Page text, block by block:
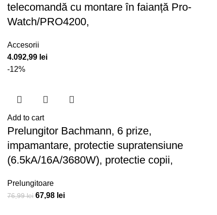
telecomandă cu montare în faianță Pro-
Watch/PRO4200,
Accesorii
4.092,99 lei
-12%
Add to cart
Prelungitor Bachmann, 6 prize,
impamantare, protectie supratensiune
(6.5kA/16A/3680W), protectie copii,
Prelungitoare
76,99lei 67,98 lei